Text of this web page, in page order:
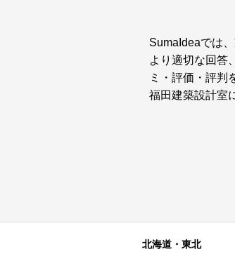
SumaIdeaでは
より適切な回答
ミ・評価・評判
福田建築設計室
北海道・東北